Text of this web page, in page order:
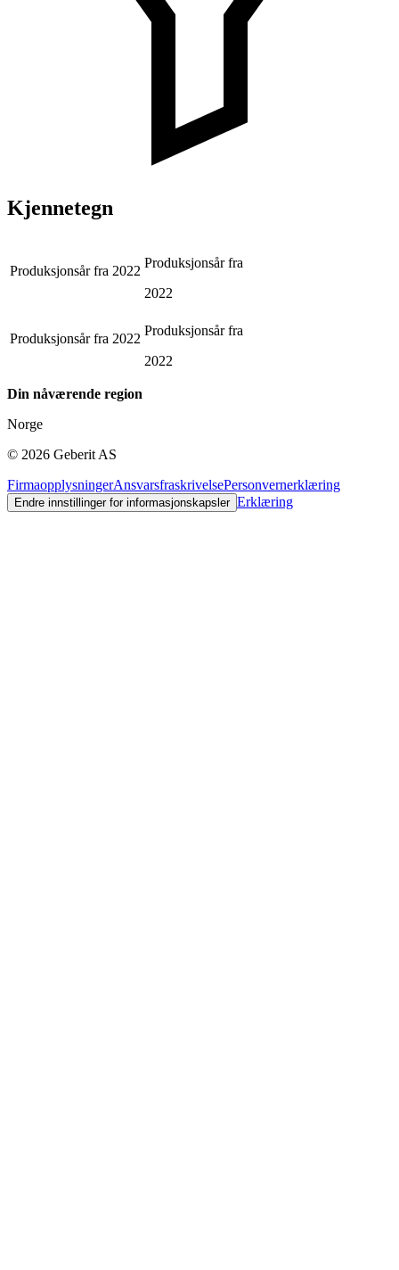
Kjennetegn
Produksjonsår fra 2022
Produksjonsår fra
2022
Produksjonsår fra 2022
Produksjonsår fra
2022
Din nåværende region
Norge
© 2026 Geberit AS
FirmaopplysningerAnsvarsfraskrivelsePersonvernerklæring
Endre innstillinger for informasjonskapsler Erklæring